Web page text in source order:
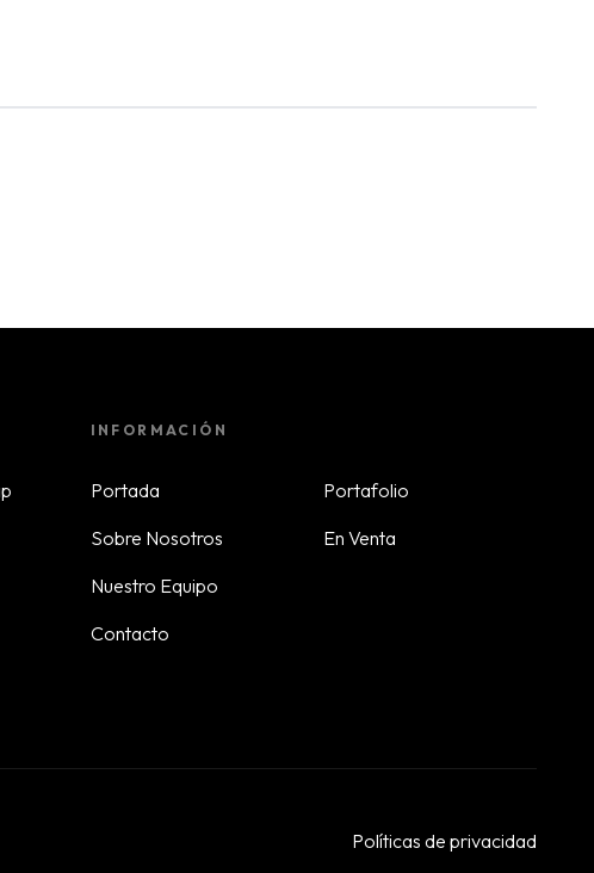
INFORMACIÓN
Portada
Sobre Nosotros
Nuestro Equipo
Contacto
Portafolio
En Venta
Políticas de privacidad